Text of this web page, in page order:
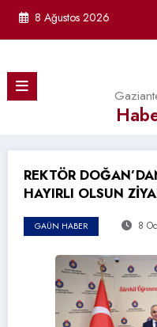
8 Ağustos 2026
REKTÖR
HAYIRLI OLSUN
GAÜN HABER 8